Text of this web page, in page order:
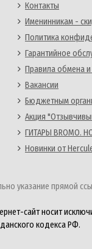
Контакты
Именинникам -
Политика
Гарантийное
Правила обмена и
Вакансии
Бюджетным
Акция
ГИТАРЫ BROMO.
Новинки от
указание прямой
сайт носит
кодекса РФ.